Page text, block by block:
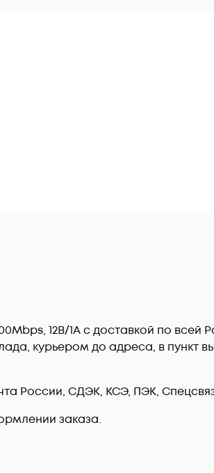
12В/1А c доставкой по
курьером до адреса, в пункт
России, СДЭК, КСЭ, ПЭК,
заказа.